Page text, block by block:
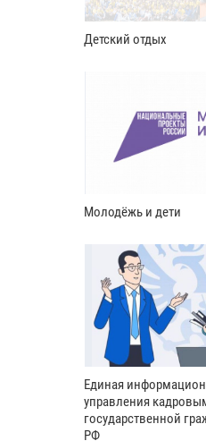
Детский отдых
Молодёжь и дети
Единая
управления
государственной
РФ